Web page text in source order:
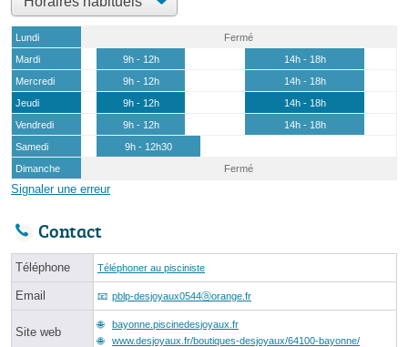
Lundi
Fermé
Mardi
9h - 12h
14h - 18h
Mercredi
9h - 12h
14h - 18h
Jeudi
9h - 12h
14h - 18h
Vendredi
9h - 12h
14h - 18h
Samedi
9h - 12h30
Dimanche
Fermé
Signaler une erreur
Contact
Téléphone Téléphoner au pisciniste
Email pblp-desjoyaux0544ⓐorange.fr
Site web
bayonne.piscinedesjoyaux.fr
www.desjoyaux.fr/boutiques-desjoyaux/64100-bayonne/